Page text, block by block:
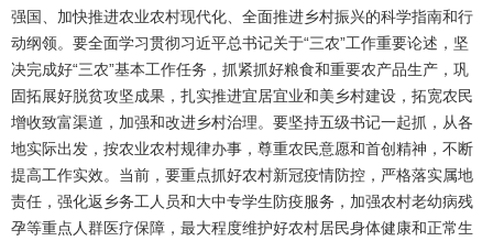
强国、加快推进农业农村现代化、全面推进乡村振兴的科学指南和行
动纲领。要全面学习贯彻习近平总书记关于“三农”工作重要论述，坚
决完成好“三农”基本工作任务，抓紧抓好粮食和重要农产品生产，巩
固拓展好脱贫攻坚成果，扎实推进宜居宜业和美乡村建设，拓宽农民
增收致富渠道，加强和改进乡村治理。要坚持五级书记一起抓，从各
地实际出发，按农业农村规律办事，尊重农民意愿和首创精神，不断
提高工作实效。当前，要重点抓好农村新冠疫情防控，严格落实属地
责任，强化返乡务工人员和大中专学生防疫服务，加强农村老幼病残
孕等重点人群医疗保障，最大程度维护好农村居民身体健康和正常生